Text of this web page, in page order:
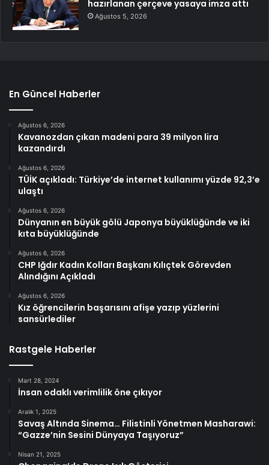
hazırlanan çerçeve yasaya imza attı
Ağustos 5, 2026
En Güncel Haberler
Ağustos 6, 2026
Kavanozdan çıkan madeni para 39 milyon lira
kazandırdı
Ağustos 6, 2026
TÜİK açıkladı: Türkiye’de internet kullanımı yüzde 92,3’e
ulaştı
Ağustos 6, 2026
Dünyanın en büyük gölü Japonya büyüklüğünde ve iki
kıta büyüklüğünde
Ağustos 6, 2026
CHP Iğdır Kadın Kolları Başkanı Kılıçtek Görevden
Alındığını Açıkladı
Ağustos 6, 2026
Kız öğrencilerin başarısını afişe yazıp yüzlerini
sansürlediler
Rastgele Haberler
Mart 28, 2024
İnsan odaklı verimlilik öne çıkıyor
Aralık 1, 2025
Savaş Altında Sinema… Filistinli Yönetmen Masharawi:
“Gazze’nin Sesini Dünyaya Taşıyoruz”
Nisan 21, 2025